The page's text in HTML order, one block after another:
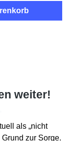
weiter!
als „nicht
zur Sorge.